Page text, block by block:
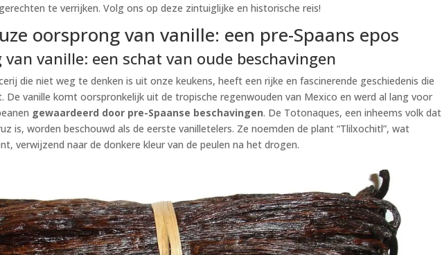
te verrijken. Volg ons op deze zintuiglijke en historische reis!
oorsprong van vanille: een pre-Spaans epos
vanille: een schat van oude beschavingen
die niet weg te denken is uit onze keukens, heeft een rijke en fascinerende geschiedenis die
De vanille komt oorspronkelijk uit de tropische regenwouden van Mexico en werd al lang voor
gewaardeerd door pre-Spaanse beschavingen. De Totonaques, een inheems volk dat
is, worden beschouwd als de eerste vanilletelers. Ze noemden de plant “Tlilxochitl”, wat
verwijzend naar de donkere kleur van de peulen na het drogen.